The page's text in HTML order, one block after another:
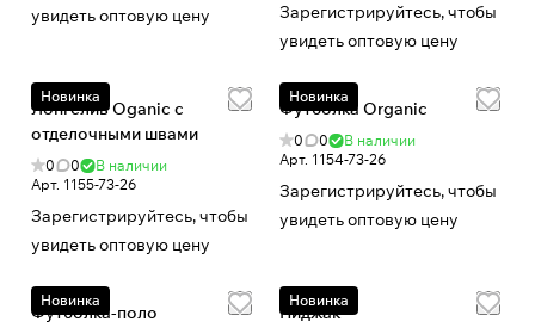
увидеть оптовую цену
Зарегистрируйтесь, чтобы
увидеть оптовую цену
Новинка
Лонгслив Oganic с
отделочными швами
0 0
В наличии
Арт. 1155-73-26
Зарегистрируйтесь, чтобы
увидеть оптовую цену
Новинка
Футболка Organic
0 0
В наличии
Арт. 1154-73-26
Зарегистрируйтесь, чтобы
увидеть оптовую цену
Новинка
Футболка-поло
Новинка
Пиджак